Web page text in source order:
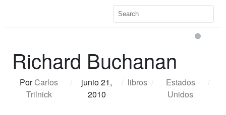
Richard Buchanan
PorCarlos
Trilnick
/
junio 21,
2010
/ libros /
Estados
Unidos
/